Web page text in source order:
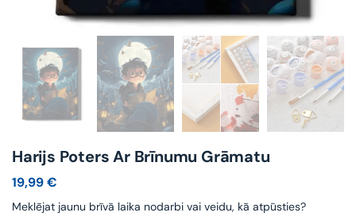
Harijs Poters Ar Brīnumu Grāmatu
19,99€
Meklējat jaunu brīvā laika nodarbi vai veidu, kā atpūsties?